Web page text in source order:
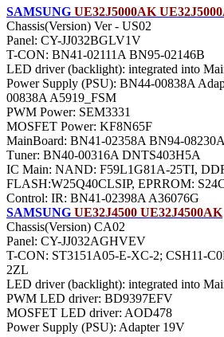
SAMSUNG UE32J5000AK
Chassis(Version) Ver - US02
Panel: CY-JJ032BGLV1V
T-CON: BN41-02111A BN95-02146B
LED driver (backlight): integrated into
Power Supply (PSU): BN44-00838A
00838A A5919_FSM
PWM Power: SEM3331
MOSFET Power: KF8N65F
MainBoard: BN41-02358A BN94-
Тuner: BN40-00316A DNTS403H5A
IC Main: NAND: F59L1G81A-25TI,
FLASH:W25Q40CLSIP, EPRROM:
Control: IR: BN41-02398A A36076G
SAMSUNG UE32J4500 UE32J4500AK
Chassis(Version) CA02
Panel: CY-JJ032AGHVEV
T-CON: ST3151A05-E-XC-2; CSH11-
2ZL
LED driver (backlight): integrated into
PWM LED driver: BD9397EFV
MOSFET LED driver: AOD478
Power Supply (PSU): Adapter 19V